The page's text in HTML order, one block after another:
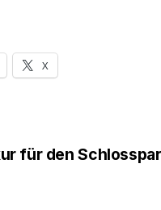
X
für den